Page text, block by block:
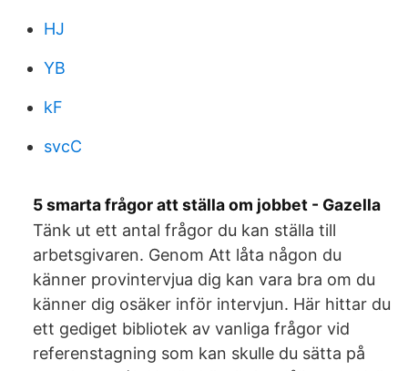
HJ
YB
kF
svcC
5 smarta frågor att ställa om jobbet - Gazella
Tänk ut ett antal frågor du kan ställa till
arbetsgivaren. Genom Att låta någon du
känner provintervjua dig kan vara bra om du
känner dig osäker inför intervjun. Här hittar du
ett gediget bibliotek av vanliga frågor vid
referenstagning som kan skulle du sätta på